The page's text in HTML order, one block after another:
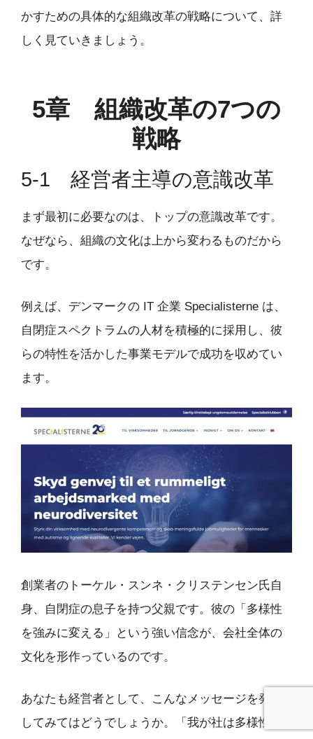
かすための具体的な組織改革の戦略について、詳
しく見ていきましょう。
5章 組織改革の7つの
戦略
5-1 経営者主導の意識改革
まず最初に必要なのは、トップの意識改革です。
なぜなら、組織の文化は上から変わるものだから
です。
例えば、デンマークの IT 企業 Specialisterne は、
自閉症スペクトラムの人材を積極的に採用し、彼
らの特性を活かした事業モデルで成功を収めてい
ます。
創業者のトーケル・スンネ・クリステンセン氏自
身、自閉症の息子を持つ父親です。彼の「多様性
を強みに変える」という強い信念が、会社全体の
文化を形作っているのです。
あなたも経営者として、こんなメッセージを発信
してみてはどうでしょうか。「我が社は多様性を